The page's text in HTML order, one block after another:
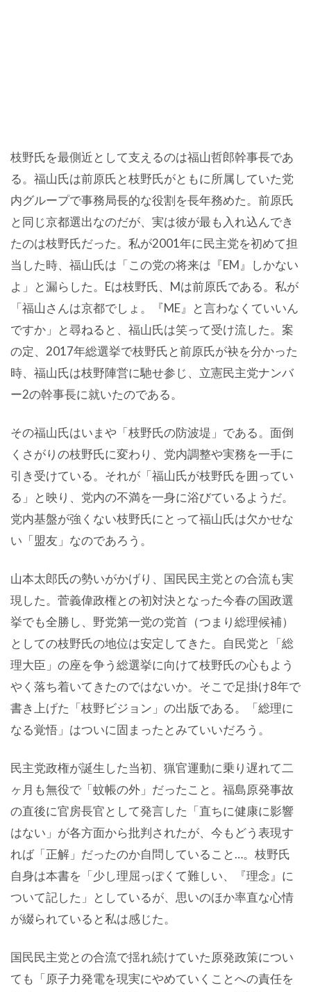
枝野氏を最側近として支えるのは福山哲郎幹事長であ
る。福山氏は前原氏と枝野氏がともに所属していた党
内グループで事務局長的な役割を長年務めた。前原氏
と同じ京都選出なのだが、実は彼が最も入れ込んでき
たのは枝野氏だった。私が2001年に民主党を初めて担
当した時、福山氏は「この党の将来は『EM』しかない
よ」と漏らした。Eは枝野氏、Mは前原氏である。私が
「福山さんは京都でしょ。『ME』と言わなくていいん
ですか」と尋ねると、福山氏は笑って受け流した。案
の定、2017年総選挙で枝野氏と前原氏が袂を分かった
時、福山氏は枝野陣営に馳せ参じ、立憲民主党ナンバ
ー2の幹事長に就いたのである。
その福山氏はいまや「枝野氏の防波堤」である。面倒
くさがりの枝野氏に変わり、党内調整や実務を一手に
引き受けている。それが「福山氏が枝野氏を囲ってい
る」と映り、党内の不満を一身に浴びているようだ。
党内基盤が強くない枝野氏にとって福山氏は欠かせな
い「盟友」なのであろう。
山本太郎氏の勢いがかげり、国民民主党との合流も実
現した。菅義偉政権との初対決となった今春の国政選
挙でも全勝し、野党第一党の党首（つまり総理候補）
としての枝野氏の地位は安定してきた。自民党と「総
理大臣」の座を争う総選挙に向けて枝野氏の心もよう
やく落ち着いてきたのではないか。そこで足掛け8年で
書き上げた「枝野ビジョン」の出版である。「総理に
なる覚悟」はついに固まったとみていいだろう。
民主党政権が誕生した当初、猟官運動に乗り遅れて二
ヶ月も無役で「蚊帳の外」だったこと。福島原発事故
の直後に官房長官として発言した「直ちに健康に影響
はない」が各方面から批判されたが、今もどう表現す
れば「正解」だったのか自問していること…。枝野氏
自身は本書を「少し理屈っぽくて難しい、『理念』に
ついて記した」としているが、思いのほか率直な心情
が綴られていると私は感じた。
国民民主党との合流で揺れ続けていた原発政策につい
ても「原子力発電を現実にやめていくことへの責任を